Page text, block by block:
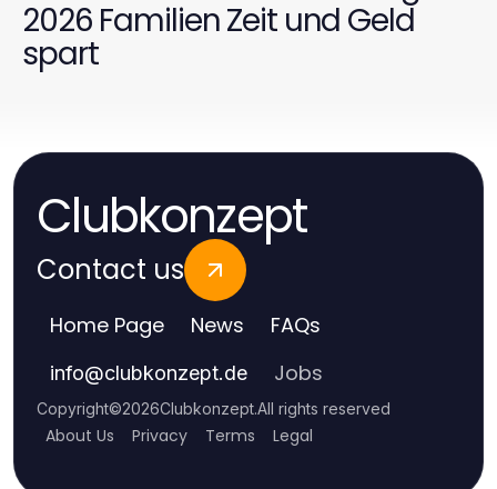
2026 Familien Zeit und Geld
spart
Clubkonzept
Contact us
Home Page News FAQs
info@clubkonzept.de Jobs
Copyright©2026Clubkonzept.All rights reserved
About Us Privacy Terms Legal